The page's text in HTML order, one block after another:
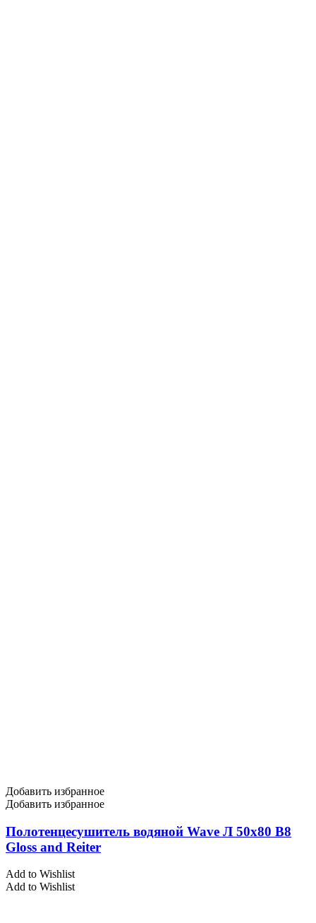
Добавить избранное
Добавить избранное
Полотенцесушитель водяной Wave Л 50х80 В8
Gloss and Reiter
Add to Wishlist
Add to Wishlist